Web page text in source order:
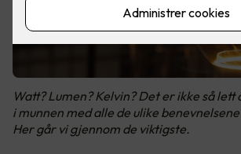
Watt? Lumen? Kelvin? Det er ikke så lett
i munnen med alle de ulike
Her går vi gjennom de viktigste.